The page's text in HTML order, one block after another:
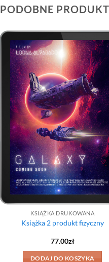
PODOBNE
KSIĄŻKA DRUKOWANA
Książka 2 produkt fizyczny
77.00zł
DODAJ DO KOSZYKA